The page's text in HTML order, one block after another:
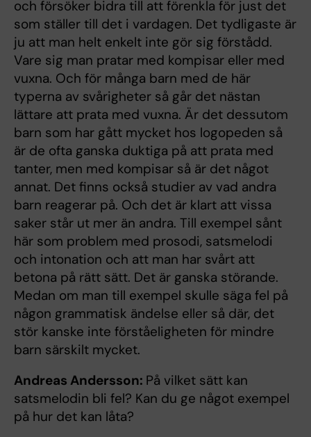
och försöker bidra till att förenkla för just det
som ställer till det i vardagen. Det tydligaste är
ju att man helt enkelt inte gör sig förstådd.
Vare sig man pratar med kompisar eller med
vuxna. Och för många barn med de här
typerna av svårigheter så går det nästan
lättare att prata med vuxna. Är det dessutom
barn som har gått mycket hos logopeden så
är de ofta ganska duktiga på att prata med
tanter, men med kompisar så är det något
annat. Det finns också studier av vad andra
barn reagerar på. Och det är klart att vissa
saker står ut mer än andra. Till exempel sånt
här som problem med prosodi, satsmelodi
och intonation och att man har svårt att
betona på rätt sätt. Det är ganska störande.
Medan om man till exempel skulle säga fel på
någon grammatisk ändelse eller så där, det
stör kanske inte förståeligheten för mindre
barn särskilt mycket.
Andreas Andersson: På vilket sätt kan
satsmelodin bli fel? Kan du ge något exempel
på hur det kan låta?